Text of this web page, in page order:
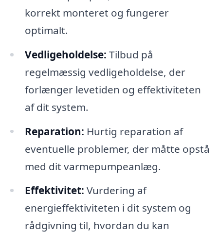
korrekt monteret og fungerer
optimalt.
Vedligeholdelse: Tilbud på
regelmæssig vedligeholdelse, der
forlænger levetiden og effektiviteten
af dit system.
Reparation: Hurtig reparation af
eventuelle problemer, der måtte opstå
med dit varmepumpeanlæg.
Effektivitet: Vurdering af
energieffektiviteten i dit system og
rådgivning til, hvordan du kan